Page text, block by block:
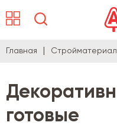
Главная
готовые